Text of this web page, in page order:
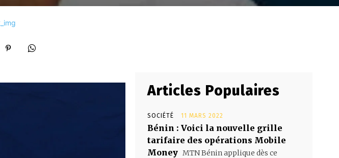
Articles Populaires
SOCIÉTÉ 11 MARS 2022
Bénin : Voici la nouvelle grille
tarifaire des opérations Mobile
Money MTN Bénin applique dès ce